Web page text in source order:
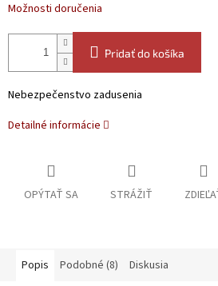
Možnosti doručenia
Pridať do košíka
Nebezpečenstvo zadusenia
Detailné informácie
OPÝTAŤ SA STRÁŽIŤ
Popis Podobné (8) Diskusia